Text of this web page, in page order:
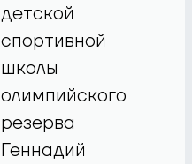
детской
спортивной
школы
олимпийского
резерва
Геннадий